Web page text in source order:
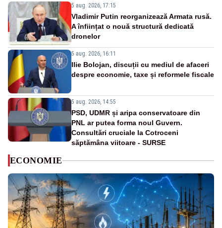
5 aug. 2026, 17:15
Vladimir Putin reorganizează Armata rusă.
A înființat o nouă structură dedicată
dronelor
5 aug. 2026, 16:11
Ilie Bolojan, discuții cu mediul de afaceri
despre economie, taxe și reformele fiscale
5 aug. 2026, 14:55
PSD, UDMR și aripa conservatoare din
PNL ar putea forma noul Guvern.
Consultări cruciale la Cotroceni
săptămâna viitoare - SURSE
ECONOMIE